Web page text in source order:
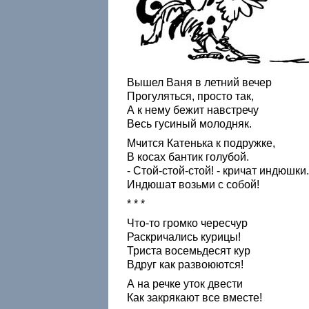
Вышел Ваня в летний вечер
Прогуляться, просто так,
А к нему бежит навстречу
Весь гусиный молодняк.
Мчится Катенька к подружке,
В косах бантик голубой.
- Стой-стой-стой! - кричат
Индюшат возьми с собой!
* * *
Что-то громко чересчур
Раскричались курицы!
Триста восемьдесят кур
Вдруг как развоюются!
А на речке уток двести
Как закрякают все вместе!